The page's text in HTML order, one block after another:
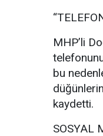
MHP’li
bu
kaydetti.
SOSYAL